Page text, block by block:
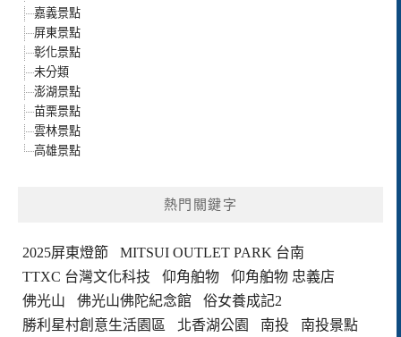
嘉義景點
屏東景點
彰化景點
未分類
澎湖景點
苗栗景點
雲林景點
高雄景點
熱門關鍵字
2025屏東燈節
MITSUI OUTLET PARK 台南
TTXC 台灣文化科技
仰角舶物
仰角舶物 忠義店
佛光山
佛光山佛陀紀念館
俗女養成記2
勝利星村創意生活園區
北香湖公園 南投
南投景點